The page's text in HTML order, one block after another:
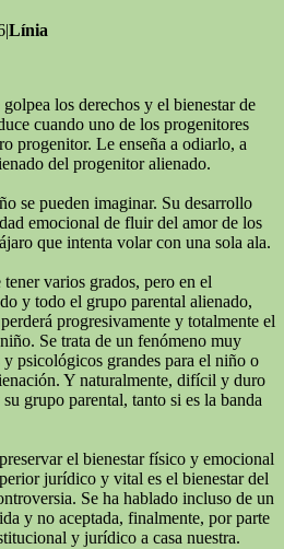
Línia
los derechos y el bienestar de
cuando uno de los progenitores
progenitor. Le enseña a odiarlo, a
del progenitor alienado.
se pueden imaginar. Su desarrollo
emocional de fluir del amor de los
que intenta volar con una sola ala.
varios grados, pero en el
y todo el grupo parental alienado,
progresivamente y totalmente el
Se trata de un fenómeno muy
psicológicos grandes para el niño o
Y naturalmente, difícil y duro
grupo parental, tanto si es la banda
el bienestar físico y emocional
jurídico y vital es el bienestar del
Se ha hablado incluso de un
y no aceptada, finalmente, por parte
y jurídico a casa nuestra.